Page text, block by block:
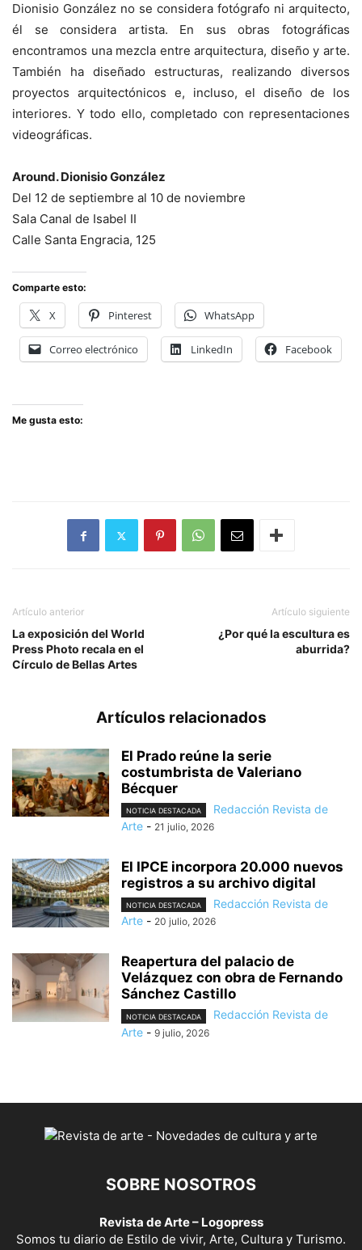
Dionisio González no se considera fotógrafo ni arquitecto,
él se considera artista. En sus obras fotográficas
encontramos una mezcla entre arquitectura, diseño y arte.
También ha diseñado estructuras, realizando diversos
proyectos arquitectónicos e, incluso, el diseño de los
interiores. Y todo ello, completado con representaciones
videográficas.
Around. Dionisio González
Del 12 de septiembre al 10 de noviembre
Sala Canal de Isabel II
Calle Santa Engracia, 125
Comparte esto:
X Pinterest WhatsApp
Correo electrónico LinkedIn Facebook
Me gusta esto:
Artículo anterior
La exposición del World
Press Photo recala en el
Círculo de Bellas Artes
Artículo siguiente
¿Por qué la escultura es
aburrida?
Artículos relacionados
El Prado reúne la serie
costumbrista de Valeriano
Bécquer
NOTICIA DESTACADA
Redacción Revista de
Arte - 21 julio, 2026
El IPCE incorpora 20.000 nuevos
registros a su archivo digital
NOTICIA DESTACADA
Redacción Revista de
Arte - 20 julio, 2026
Reapertura del palacio de
Velázquez con obra de Fernando
Sánchez Castillo
NOTICIA DESTACADA
Redacción Revista de
Arte - 9 julio, 2026
SOBRE NOSOTROS
Revista de Arte – Logopress
Somos tu diario de Estilo de vivir, Arte, Cultura y Turismo.